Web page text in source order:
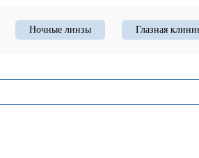
Ночные линзы Глазная